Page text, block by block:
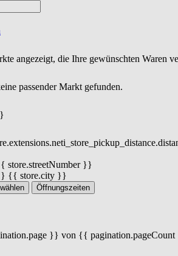
angezeigt, die Ihre gewünschten Waren
passender Markt gefunden.
store.streetNumber }}
{{ store.city }}
Öffnungszeiten
}} von {{